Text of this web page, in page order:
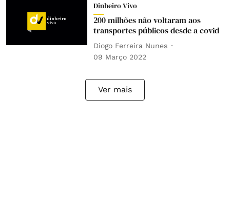
Dinheiro Vivo
200 milhões não voltaram aos
transportes públicos desde a covid
Diogo Ferreira Nunes
09 Março 2022
Ver mais